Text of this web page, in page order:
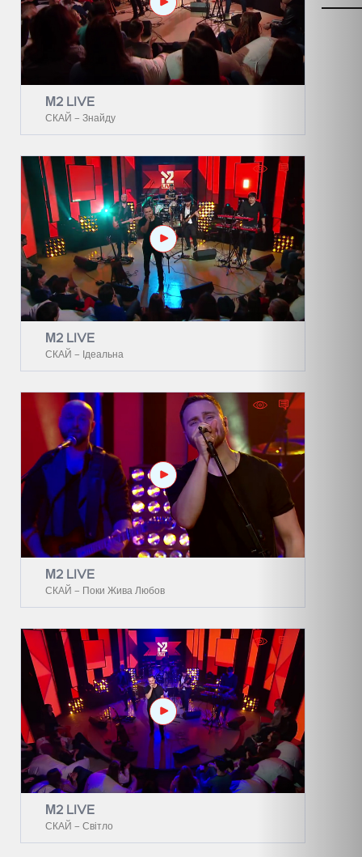
М2 LIVE
СКАЙ – Знайду
М2 LIVE
СКАЙ – Ідеальна
М2 LIVE
СКАЙ – Поки Жива Любов
М2 LIVE
СКАЙ – Світло